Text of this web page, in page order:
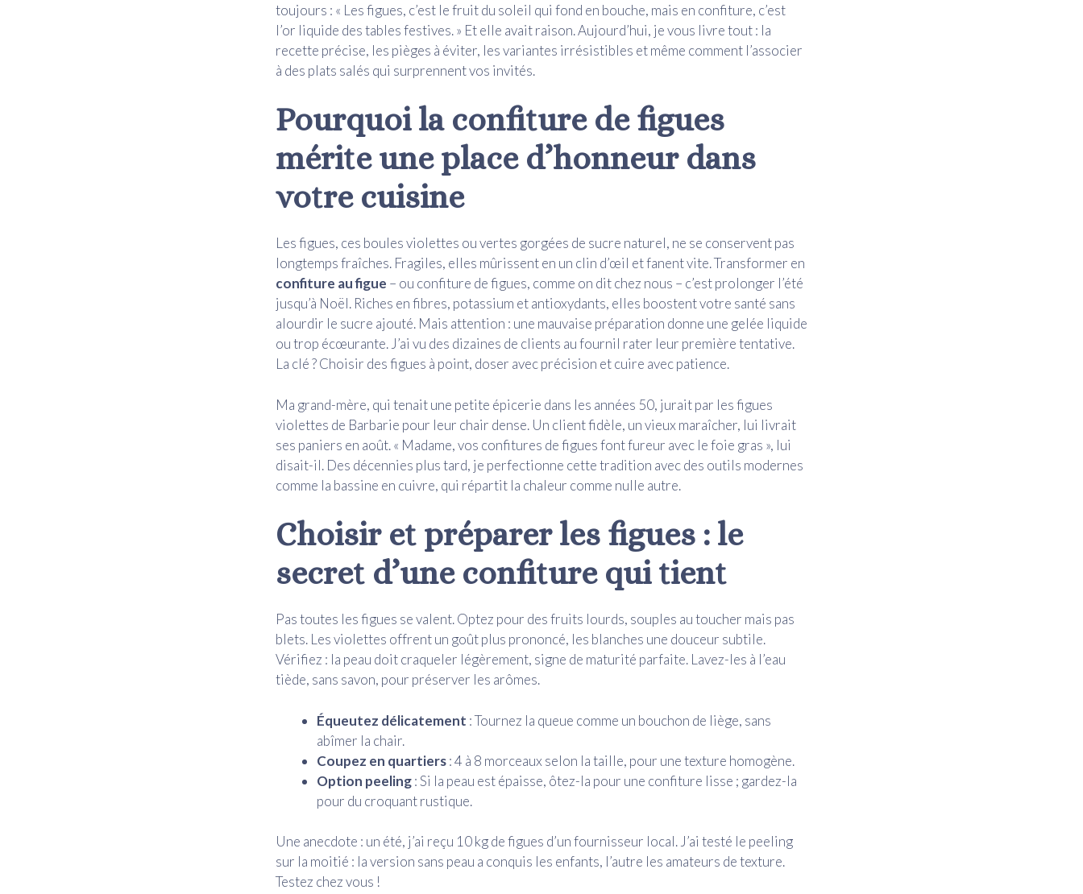
toujours : « Les figues, c’est le fruit du soleil qui fond en bouche, mais en confiture, c’est
l’or liquide des tables festives. » Et elle avait raison. Aujourd’hui, je vous livre tout : la
recette précise, les pièges à éviter, les variantes irrésistibles et même comment l’associer
à des plats salés qui surprennent vos invités.
Pourquoi la confiture de figues
mérite une place d’honneur dans
votre cuisine
Les figues, ces boules violettes ou vertes gorgées de sucre naturel, ne se conservent pas
longtemps fraîches. Fragiles, elles mûrissent en un clin d’œil et fanent vite. Transformer en
confiture au figue – ou confiture de figues, comme on dit chez nous – c’est prolonger l’été
jusqu’à Noël. Riches en fibres, potassium et antioxydants, elles boostent votre santé sans
alourdir le sucre ajouté. Mais attention : une mauvaise préparation donne une gelée liquide
ou trop écœurante. J’ai vu des dizaines de clients au fournil rater leur première tentative.
La clé ? Choisir des figues à point, doser avec précision et cuire avec patience.
Ma grand-mère, qui tenait une petite épicerie dans les années 50, jurait par les figues
violettes de Barbarie pour leur chair dense. Un client fidèle, un vieux maraîcher, lui livrait
ses paniers en août. « Madame, vos confitures de figues font fureur avec le foie gras », lui
disait-il. Des décennies plus tard, je perfectionne cette tradition avec des outils modernes
comme la bassine en cuivre, qui répartit la chaleur comme nulle autre.
Choisir et préparer les figues : le
secret d’une confiture qui tient
Pas toutes les figues se valent. Optez pour des fruits lourds, souples au toucher mais pas
blets. Les violettes offrent un goût plus prononcé, les blanches une douceur subtile.
Vérifiez : la peau doit craqueler légèrement, signe de maturité parfaite. Lavez-les à l’eau
tiède, sans savon, pour préserver les arômes.
Équeutez délicatement : Tournez la queue comme un bouchon de liège, sans
abîmer la chair.
Coupez en quartiers: 4 à 8 morceaux selon la taille, pour une texture homogène.
Option peeling: Si la peau est épaisse, ôtez-la pour une confiture lisse ; gardez-la
pour du croquant rustique.
Une anecdote : un été, j’ai reçu 10 kg de figues d’un fournisseur local. J’ai testé le peeling
sur la moitié : la version sans peau a conquis les enfants, l’autre les amateurs de texture.
Testez chez vous !